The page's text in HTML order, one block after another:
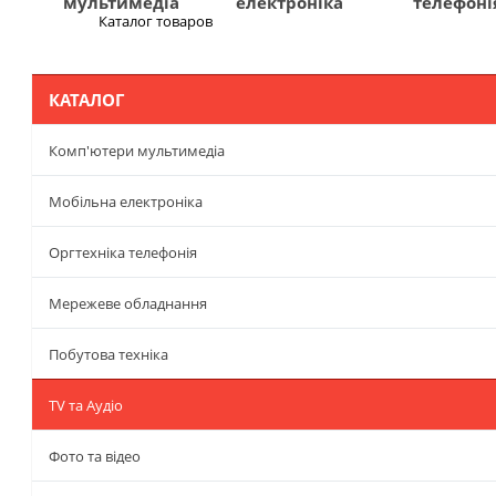
Каталог товаров
КАТАЛОГ
Комп'ютери мультимедіа
Мобільна електроніка
Оргтехніка телефонія
Мережеве обладнання
Побутова техніка
TV та Аудіо
Фото та відео